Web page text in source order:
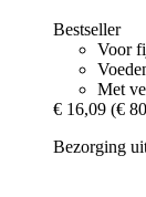
Bestseller
Voor
Met
€ 16,09 (€
Bezorging